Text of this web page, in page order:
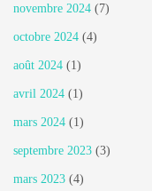
novembre 2024 (7)
octobre 2024 (4)
août 2024 (1)
avril 2024 (1)
mars 2024 (1)
septembre 2023 (3)
mars 2023 (4)